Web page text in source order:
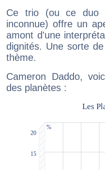
Ce trio (ou ce duo
inconnue) offre un
amont d'une
dignités. Une sorte
thème.
Cameron Daddo,
des planètes :